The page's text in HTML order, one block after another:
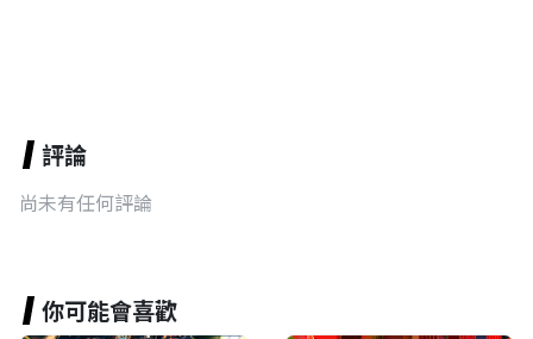
評論
尚未有任何評論
你可能會喜歡